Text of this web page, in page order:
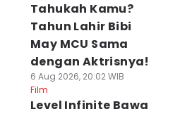
Tahukah Kamu?
Tahun Lahir Bibi
May MCU Sama
dengan Aktrisnya!
6 Aug 2026, 20:02 WIB
Film
Level Infinite Bawa